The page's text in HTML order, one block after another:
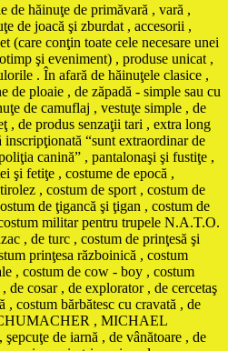
de hăinuţe de primăvară , vară ,
de joacă şi zburdat , accesorii ,
(care conţin toate cele necesare unei
şi eveniment) , produse unicat ,
. În afară de hăinuţele clasice ,
de ploaie , de zăpadă - simple sau cu
de camuflaj , vestuţe simple , de
, de produs senzaţii tari , extra long
“sunt extraordinar de
canină” , pantalonaşi şi fustiţe ,
şi fetiţe , costume de epocă ,
, costum de sport , costum de
de ţigancă şi ţigan , costum de
militar pentru trupele N.A.T.O.
, de turc , costum de prinţesă şi
prinţesa războinică , costum
, costum de cow - boy , costum
de cosar , de explorator , de cercetaş
, costum bărbătesc cu cravată , de
, MICHAEL
de iarnă , de vânătoare , de